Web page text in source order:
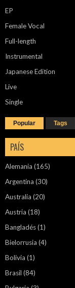
EP
Female Vocal
Full-length
Instrumental
Japanese Edition
Live
Single
Popular Tags
PAÍS
Alemania (165)
Argentina (30)
Australia (20)
Austria (18)
Bangladés(1)
Bielorrusia (4)
Bolivia (1)
Brasil (84)